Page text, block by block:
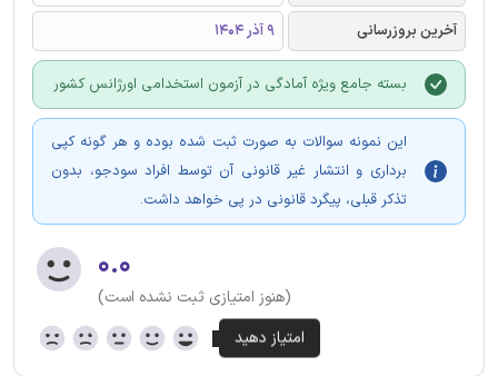
آخرین بروزرسانی
9 آذر 1404
بسته جامع ویژه آمادگی در آزمون استخدامی اورژانس کشور
این نمونه سوالات به صورت ثبت شده بوده و هر گونه کپی
برداری و انتشار غیر قانونی آن توسط افراد سودجو، بدون
تذکر قبلی، پیگرد قانونی در پی خواهد داشت.
۰.۰
(هنوز امتیازی ثبت نشده است)